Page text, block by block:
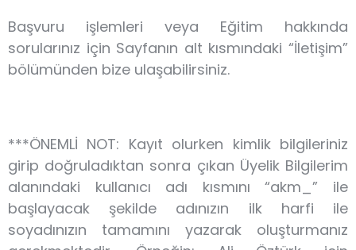
Başvuru işlemleri veya Eğitim hakkında
sorularınız için Sayfanın alt kısmındaki “İletişim”
bölümünden bize ulaşabilirsiniz.
***ÖNEMLİ NOT: Kayıt olurken kimlik bilgileriniz
girip doğruladıktan sonra çıkan Üyelik Bilgilerim
alanındaki kullanıcı adı kısmını “akm_” ile
başlayacak şekilde adınızın ilk harfi ile
soyadınızın tamamını yazarak oluşturmanız